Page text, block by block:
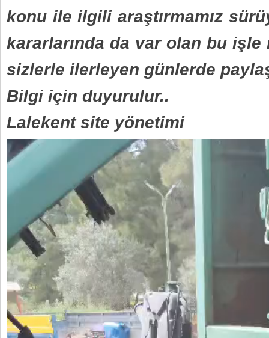
konu ile ilgili araştırmamız
kararlarında da var olan bu
sizlerle ilerleyen günlerde
Bilgi için duyurulur..
Lalekent site yönetimi